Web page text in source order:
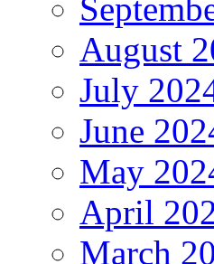
August
July
June
May
April
March